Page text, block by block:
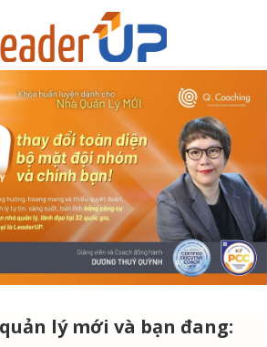
lý mới và bạn đang: